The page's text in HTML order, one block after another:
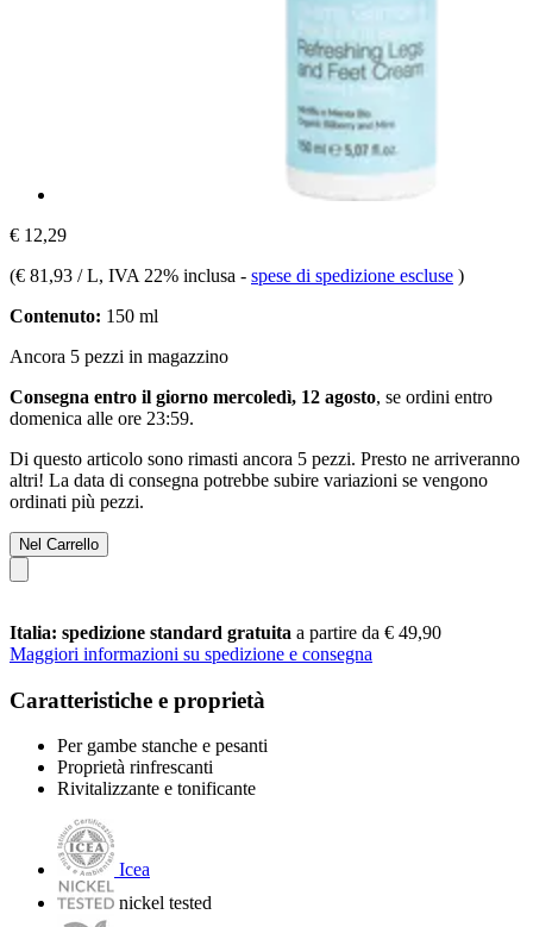
€ 12,29
(€ 81,93 / L, IVA 22% inclusa - spese di spedizione escluse )
Contenuto: 150 ml
Ancora 5 pezzi in magazzino
Consegna entro il giorno mercoledì, 12 agosto, se ordini entro
domenica alle ore 23:59.
Di questo articolo sono rimasti ancora 5 pezzi. Presto ne arriveranno
altri! La data di consegna potrebbe subire variazioni se vengono
ordinati più pezzi.
Nel Carrello
Italia: spedizione standard gratuita a partire da € 49,90
Maggiori informazioni su spedizione e consegna
Caratteristiche e proprietà
Per gambe stanche e pesanti
Proprietà rinfrescanti
Rivitalizzante e tonificante
Icea
nickel tested